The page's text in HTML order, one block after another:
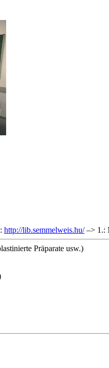
http://lib.semmelweis.hu/–> 1.:
Präparate usw.)